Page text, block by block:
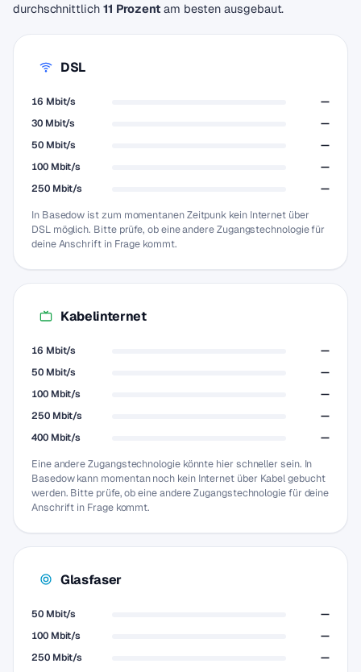
durchschnittlich 11 Prozentam besten ausgebaut.
DSL
16 Mbit/s
—
30 Mbit/s
—
50 Mbit/s
—
100 Mbit/s
—
250 Mbit/s
—
In Basedow ist zum momentanen Zeitpunk kein Internet über
DSL möglich. Bitte prüfe, ob eine andere Zugangstechnologie für
deine Anschrift in Frage kommt.
Kabelinternet
16 Mbit/s
—
50 Mbit/s
—
100 Mbit/s
—
250 Mbit/s
—
400 Mbit/s
—
Eine andere Zugangstechnologie könnte hier schneller sein. In
Basedow kann momentan noch kein Internet über Kabel gebucht
werden. Bitte prüfe, ob eine andere Zugangstechnologie für deine
Anschrift in Frage kommt.
Glasfaser
50 Mbit/s
—
100 Mbit/s
—
250 Mbit/s
—